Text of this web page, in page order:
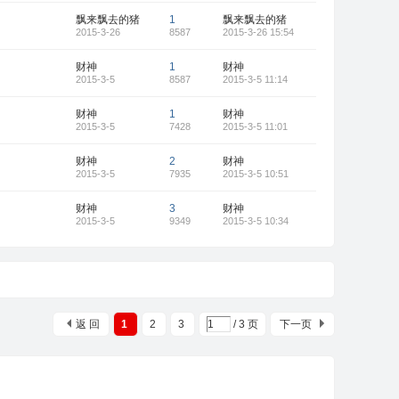
飘来飘去的猪
2015-3-26
1
8587
飘来飘去的猪
2015-3-26 15:54
财神
2015-3-5
1
8587
财神
2015-3-5 11:14
财神
2015-3-5
1
7428
财神
2015-3-5 11:01
财神
2015-3-5
2
7935
财神
2015-3-5 10:51
财神
2015-3-5
3
9349
财神
2015-3-5 10:34
1 2 3 / 3 页 下一页
返 回